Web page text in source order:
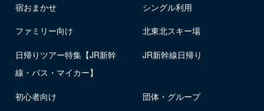
宿おまかせ シングル利用
ファミリー向け 北東北スキー場
日帰りツアー特集【JR新幹
線・バス・マイカー】
JR新幹線日帰り
初心者向け 団体・グループ